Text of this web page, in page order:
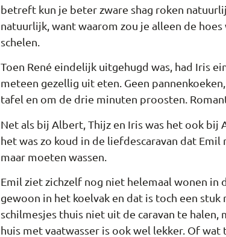
betreft kun je beter zware shag roken
natuurlijk, want waarom zou je alleen de
schelen.
Toen René eindelijk uitgehugd was, had Iris
meteen gezellig uit eten. Geen
tafel en om de drie minuten proosten.
Net als bij Albert, Thijz en Iris was het ook bij
het was zo koud in de liefdescaravan dat
maar moeten wassen.
Emil ziet zichzelf nog niet helemaal wonen
gewoon in het koelvak en dat is toch een
schilmesjes thuis niet uit de caravan te
huis met vaatwasser is ook wel lekker. Of